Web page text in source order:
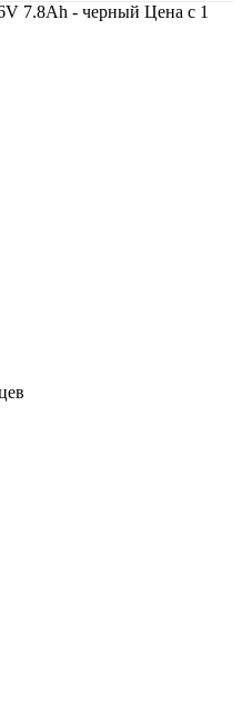
7.8Ah - черный Цена с 1